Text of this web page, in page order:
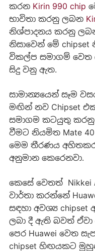
කරන Kirin 990 chip
භාවිතා කරනු ලබන
නිශ්පාදනය කරනු
නිසාවෙන් මේ
විකල්ප සමාගම් වෙත
සිදු වනු ඇත.
සාමාන්‍යයෙන් සෑම
මඟින් නව Chipset
සමාගම කටයුතු
වීමට නියමිත Mate 40
මෙම තීරණය
අනුමාන කෙරෙනවා.
කෙසේ වෙතත් Nikkei
වාර්තා කරන්නේ
සඳහා අවශ්‍ය
ලබා දී ඇති බවත්
පෙර Huawei වෙත
chipset හිඟයකට